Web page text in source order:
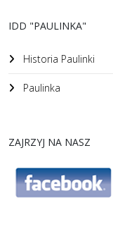
IDD "PAULINKA"
Historia Paulinki
Paulinka
ZAJRZYJ NA NASZ